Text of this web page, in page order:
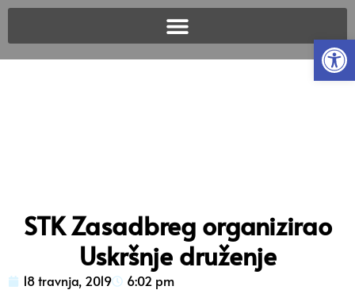
STK Zasadbreg organizirao
Uskršnje druženje
18 travnja, 2019
6:02 pm